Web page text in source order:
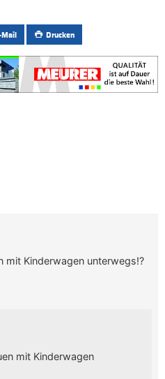
Mail Drucken
mit Kinderwagen unterwegs!?
mit Kinderwagen